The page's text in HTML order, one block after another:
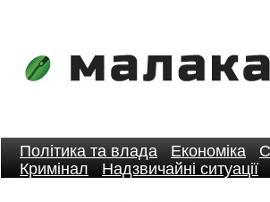
Політика та влада Економіка
Кримінал
Надзвичайні ситуації